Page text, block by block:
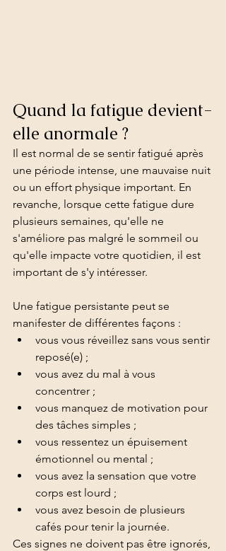
Quand la fatigue devient-
elle anormale ?
Il est normal de se sentir fatigué après
une période intense, une mauvaise nuit
ou un effort physique important. En
revanche, lorsque cette fatigue dure
plusieurs semaines, qu'elle ne
s'améliore pas malgré le sommeil ou
qu'elle impacte votre quotidien, il est
important de s'y intéresser.
Une fatigue persistante peut se
manifester de différentes façons :
vous vous réveillez sans vous sentir
reposé(e) ;
vous avez du mal à vous
concentrer ;
vous manquez de motivation pour
des tâches simples ;
vous ressentez un épuisement
émotionnel ou mental ;
vous avez la sensation que votre
corps est lourd ;
vous avez besoin de plusieurs
cafés pour tenir la journée.
Ces signes ne doivent pas être ignorés,